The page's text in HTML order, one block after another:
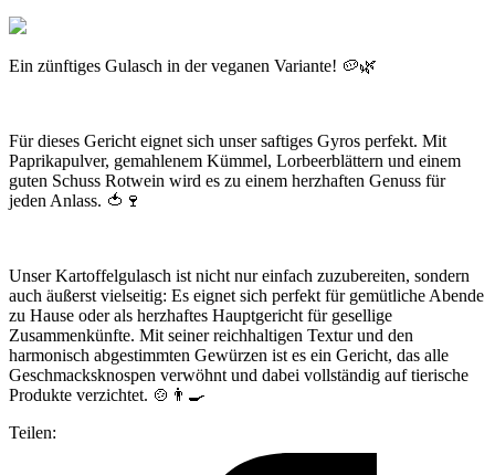
Ein zünftiges Gulasch in der veganen Variante! 🥔🌿
Für dieses Gericht eignet sich unser saftiges Gyros perfekt. Mit
Paprikapulver, gemahlenem Kümmel, Lorbeerblättern und einem
guten Schuss Rotwein wird es zu einem herzhaften Genuss für
jeden Anlass. 🍅🍷
Unser Kartoffelgulasch ist nicht nur einfach zuzubereiten, sondern
auch äußerst vielseitig: Es eignet sich perfekt für gemütliche Abende
zu Hause oder als herzhaftes Hauptgericht für gesellige
Zusammenkünfte. Mit seiner reichhaltigen Textur und den
harmonisch abgestimmten Gewürzen ist es ein Gericht, das alle
Geschmacksknospen verwöhnt und dabei vollständig auf tierische
Produkte verzichtet. 🍲👨‍🍳
Teilen: